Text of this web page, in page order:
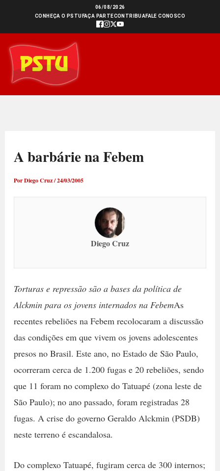
conteúdo
06/08/2026
CONHEÇA O PSTU FAÇA PARTECONTRIBUAFALE CONOSCO
A barbárie na Febem
PorDiego Cruz/24/03/2005
Diego Cruz
Torturas e repressão são a bases da política de
Alckmin para os jovens internados na FebemAs
recentes rebeliões na Febem recolocaram a discussão
das condições em que vivem os jovens adolescentes
presos no Brasil. Este ano, no Estado de São Paulo,
ocorreram cerca de 1.200 fugas e 20 rebeliões, sendo
que 11 foram no complexo do Tatuapé (zona leste de
São Paulo); no ano passado, foram registradas 28
fugas. A crise do governo Geraldo Alckmin (PSDB)
neste terreno é escandalosa.
Do complexo Tatuapé, fugiram cerca de 300 internos;